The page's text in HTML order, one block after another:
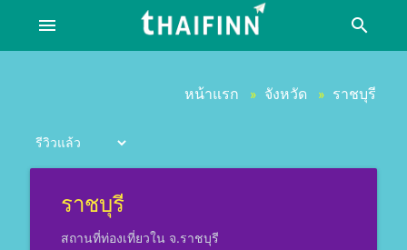
menu search
หน้าแรก » จังหวัด » ราชบุรี
ราชบุรี
สถานที่ท่องเที่ยวใน จ.ราชบุรี